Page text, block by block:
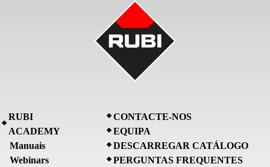
RUBI
ACADEMY
Manuais
Webinars
CONTACTE-NOS
EQUIPA
DESCARREGAR CATÁLOGO
PERGUNTAS FREQUENTES